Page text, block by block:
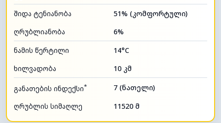
შიდა ტენიანობა
51% (კომფორტული)
ღრუბლიანობა
6%
ნამის წერტილი
14°C
ხილვადობა
10 კმ
განათების ინდექსი* 7 (ნათელი)
ღრუბლის სიმაღლე 11520 მ